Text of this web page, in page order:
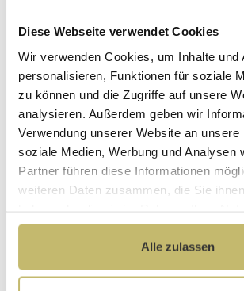
Diese Webseite verwendet Cookies
Wir verwenden Cookies, um Inhalte und
personalisieren, Funktionen für soziale
zu können und die Zugriffe auf unsere
analysieren. Außerdem geben wir
Verwendung unserer Website an unsere
soziale Medien, Werbung und Analysen
Partner führen diese Informationen
weiteren Daten zusammen, die Sie
gesammelt haben.
Alle zulassen
Hochwertige
Materialien
ohne
Kundenbetreuung
mit bester
Bewertung
Gut
Designed in
Germany
1
Produktdetails